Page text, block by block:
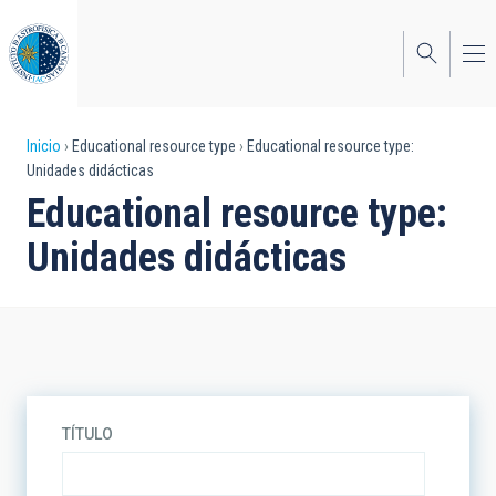
al
contenido
principal
Sobrescribir
enlaces
de
ayuda
Inicio Educational resource type
Educational resource type:
Unidades didácticas
Educational resource type:
Unidades didácticas
TÍTULO